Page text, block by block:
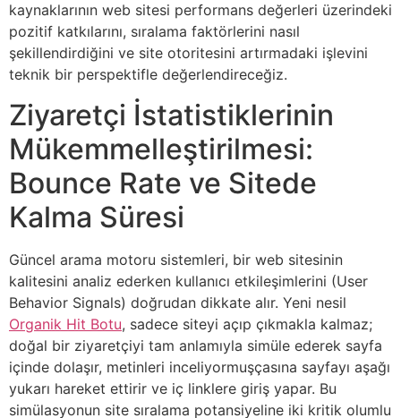
kaynaklarının web sitesi performans değerleri üzerindeki
pozitif katkılarını, sıralama faktörlerini nasıl
şekillendirdiğini ve site otoritesini artırmadaki işlevini
teknik bir perspektifle değerlendireceğiz.
Ziyaretçi İstatistiklerinin
Mükemmelleştirilmesi:
Bounce Rate ve Sitede
Kalma Süresi
Güncel arama motoru sistemleri, bir web sitesinin
kalitesini analiz ederken kullanıcı etkileşimlerini (User
Behavior Signals) doğrudan dikkate alır. Yeni nesil
Organik Hit Botu, sadece siteyi açıp çıkmakla kalmaz;
doğal bir ziyaretçiyi tam anlamıyla simüle ederek sayfa
içinde dolaşır, metinleri inceliyormuşçasına sayfayı aşağı
yukarı hareket ettirir ve iç linklere giriş yapar. Bu
simülasyonun site sıralama potansiyeline iki kritik olumlu